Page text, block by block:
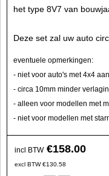
het type 8V7 van
Deze set zal uw auto
eventuele opmerkingen:
- niet voor auto's met 4x4
- circa 10mm minder
- alleen voor modellen met
- niet voor modellen met
incl BTW €158.00
excl BTW €130.58